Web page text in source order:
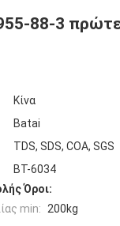
88-3
Κίνα
Batai
TDS, SDS, COA, SGS
BT-6034
Όροι:
min: 200kg